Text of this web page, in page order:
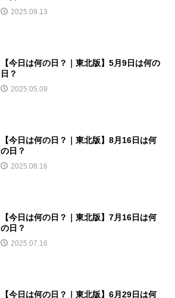
2025.09.13
【今日は何の日？｜東北版】5月9日は何の
日？
2025.05.09
【今日は何の日？｜東北版】8月16日は何
の日？
2025.08.16
【今日は何の日？｜東北版】7月16日は何
の日？
2025.07.16
【今日は何の日？｜東北版】6月29日は何